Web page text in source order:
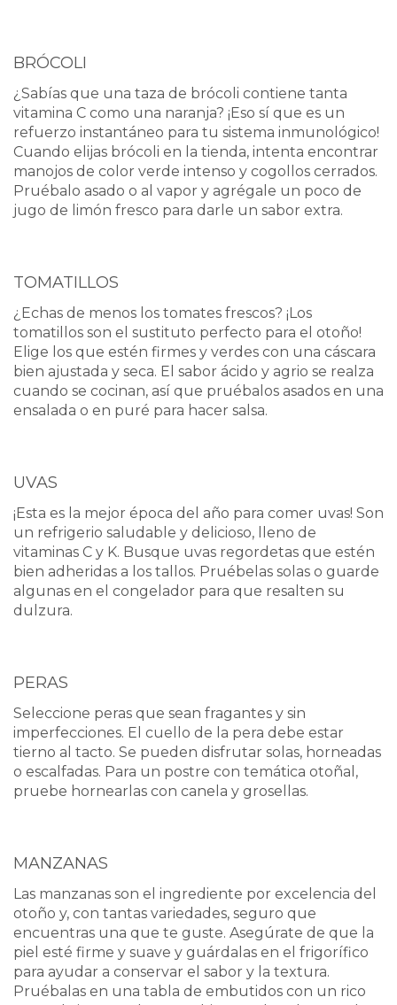
BRÓCOLI
¿Sabías que una taza de brócoli contiene tanta
vitamina C como una naranja? ¡Eso sí que es un
refuerzo instantáneo para tu sistema inmunológico!
Cuando elijas brócoli en la tienda, intenta encontrar
manojos de color verde intenso y cogollos cerrados.
Pruébalo asado o al vapor y agrégale un poco de
jugo de limón fresco para darle un sabor extra.
TOMATILLOS
¿Echas de menos los tomates frescos? ¡Los
tomatillos son el sustituto perfecto para el otoño!
Elige los que estén firmes y verdes con una cáscara
bien ajustada y seca. El sabor ácido y agrio se realza
cuando se cocinan, así que pruébalos asados en una
ensalada o en puré para hacer salsa.
UVAS
¡Esta es la mejor época del año para comer uvas! Son
un refrigerio saludable y delicioso, lleno de
vitaminas C y K. Busque uvas regordetas que estén
bien adheridas a los tallos. Pruébelas solas o guarde
algunas en el congelador para que resalten su
dulzura.
PERAS
Seleccione peras que sean fragantes y sin
imperfecciones. El cuello de la pera debe estar
tierno al tacto. Se pueden disfrutar solas, horneadas
o escalfadas. Para un postre con temática otoñal,
pruebe hornearlas con canela y grosellas.
MANZANAS
Las manzanas son el ingrediente por excelencia del
otoño y, con tantas variedades, seguro que
encuentras una que te guste. Asegúrate de que la
piel esté firme y suave y guárdalas en el frigorífico
para ayudar a conservar el sabor y la textura.
Pruébalas en una tabla de embutidos con un rico